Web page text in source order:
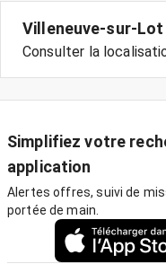
Villeneuve-sur-Lot
Consulter la
Simplifiez votre
application
Alertes offres, suivi de
portée de main.